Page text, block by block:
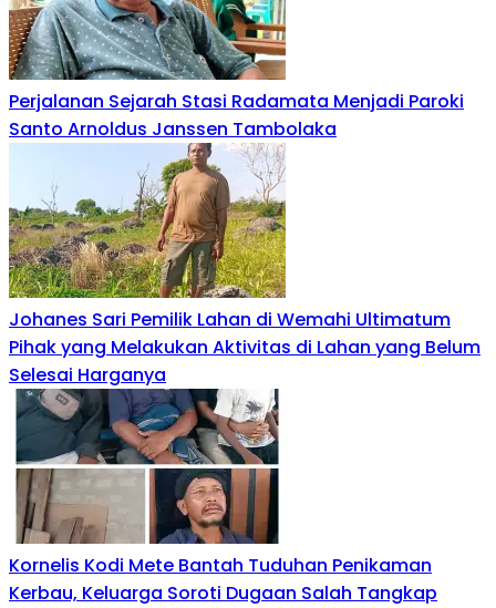
Perjalanan Sejarah Stasi Radamata Menjadi Paroki
Santo Arnoldus Janssen Tambolaka
‎Johanes Sari Pemilik Lahan di Wemahi Ultimatum
Pihak yang Melakukan Aktivitas di Lahan yang Belum
Selesai Harganya
Kornelis Kodi Mete Bantah Tuduhan Penikaman
Kerbau, Keluarga Soroti Dugaan Salah Tangkap